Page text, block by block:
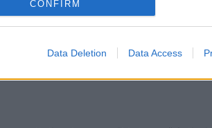
CONFIRM
Data Deletion Data Access
žaidimą demonstruojantys